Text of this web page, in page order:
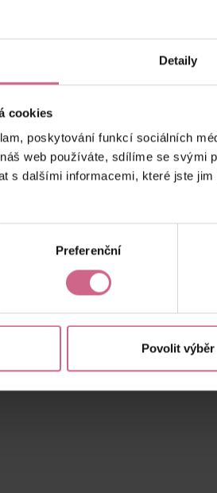
Detaily
cookies
poskytování funkcí sociálních
web používáte, sdílíme se svými
s dalšími informacemi, které jste
Preferenční
Povolit výběr